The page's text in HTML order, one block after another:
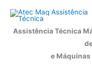
para
Assistência Técnica
e Máquinas